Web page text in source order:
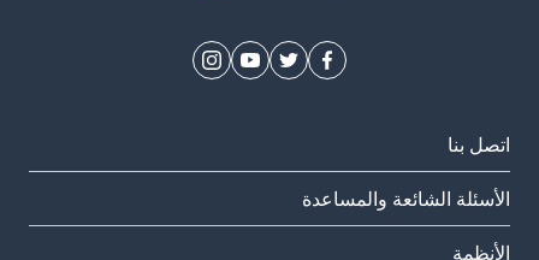
اتصل بنا
الأسئلة الشائعة والمساعدة
الأنظمة